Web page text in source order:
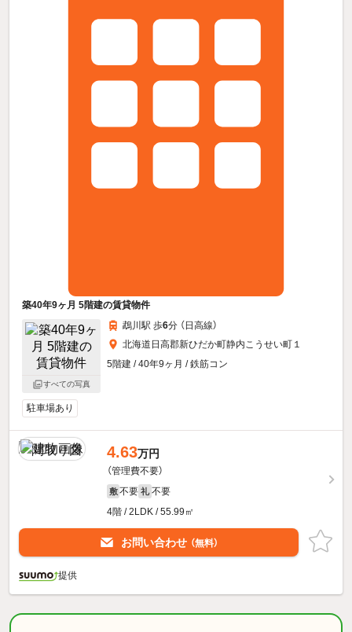
築40年9ヶ月 5階建の賃貸物件
すべての写真
鵡川駅 歩6分 （日高線）
北海道日高郡新ひだか町静内こうせい町１
5階建 / 40年9ヶ月 / 鉄筋コン
駐車場あり
4.63万円
（管理費不要）
敷 不要 礼 不要
4階 / 2LDK / 55.99㎡
お問い合わせ （無料）
提供